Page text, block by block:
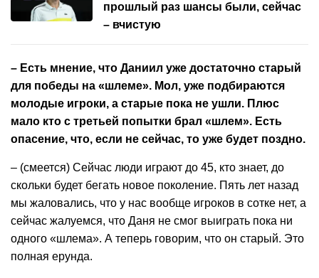
прошлый раз шансы были, сейчас
– вчистую
– Есть мнение, что Даниил уже достаточно старый
для победы на «шлеме». Мол, уже подбираются
молодые игроки, а старые пока не ушли. Плюс
мало кто с третьей попытки брал «шлем». Есть
опасение, что, если не сейчас, то уже будет поздно.
– (смеется) Сейчас люди играют до 45, кто знает, до
скольки будет бегать новое поколение. Пять лет назад
мы жаловались, что у нас вообще игроков в сотке нет, а
сейчас жалуемся, что Даня не смог выиграть пока ни
одного «шлема». А теперь говорим, что он старый. Это
полная ерунда.